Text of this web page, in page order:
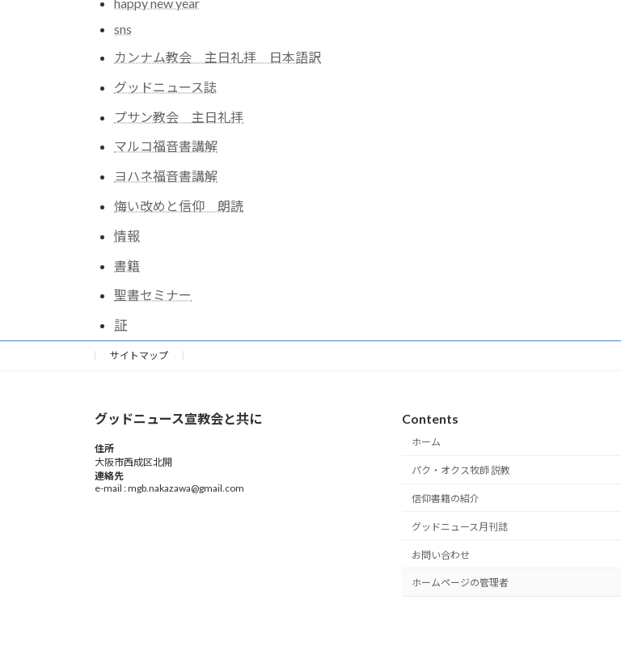
happy new year
sns
カンナム教会 主日礼拝 日本語訳
グッドニュース誌
プサン教会 主日礼拝
マルコ福音書講解
ヨハネ福音書講解
悔い改めと信仰 朗読
情報
書籍
聖書セミナー
証
サイトマップ
グッドニュース宣教会と共に
住所
大阪市西成区北開
連絡先
e-mail : mgb.nakazawa@gmail.com
Contents
ホーム
パク・オクス牧師 説教
信仰書籍の紹介
グッドニュース月刊誌
お問い合わせ
ホームページの管理者